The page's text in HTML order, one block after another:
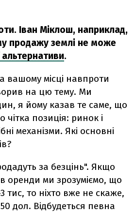
Іван Міклош, наприклад,
продажу землі не може
альтернативи.
вашому місці навпроти
на цю тему. Ми
я йому казав те саме, що
чітка позиція: ринок і
механізми. Які основні
за безцінь". Якщо
оренди ми зрозуміємо, що
тис, то ніхто вже не скаже,
дол. Відбудеться певна